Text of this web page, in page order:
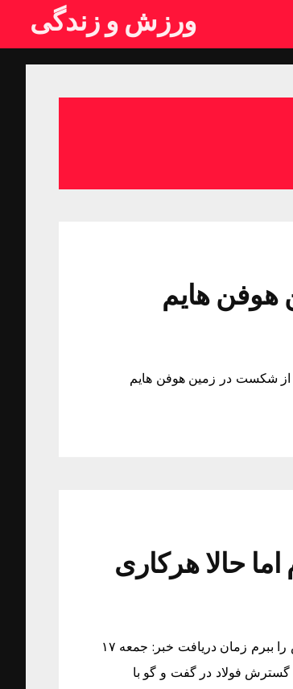
ورزش و زندگی
هوفن هایم
از شکست در زمین هوفن هایم گریخت دورتموند ۱۰ نفره از شکست در زمین هوفن هایم
حالا هرکاری
کمالوند:بچگی هایم پرسپولیسی بودم اما حالا هرکاری می کنم که پرسپولیس را ببرم زمان دریافت خبر: جمعه ۱۷
سرمربی گسترش فولاد در گفت و گو با